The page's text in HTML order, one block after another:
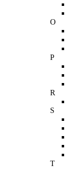
O
P
R
S
T